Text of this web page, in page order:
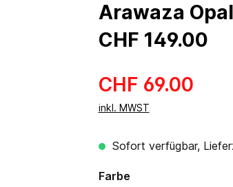
Arawaza
CHF 149.00
CHF 69.00
inkl. MWST
Sofort verfügbar,
Farbeauswählen